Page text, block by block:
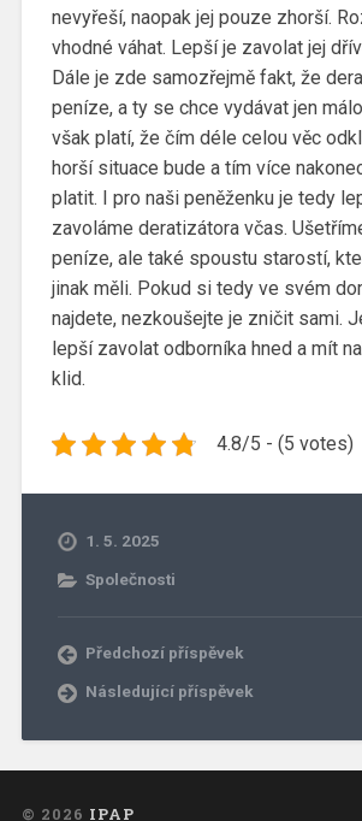
nevyřeší, naopak jej pouze zhorší.
vhodné váhat. Lepší je zavolat jej
Dále je zde samozřejmě fakt, že
peníze, a ty se chce vydávat jen
však platí, že čím déle celou věc
horší situace bude a tím více
platit. I pro naši peněženku je tedy
zavoláme deratizátora včas.
peníze, ale také spoustu starostí,
jinak měli. Pokud si tedy ve svém
najdete, nezkoušejte je zničit sami.
lepší zavolat odborníka hned a mít
klid.
4.8/5 - (5 votes)
1. 5. 2025
Společnosti
Předchozí příspěvek
Následující příspěvek
© 2026 IPAP